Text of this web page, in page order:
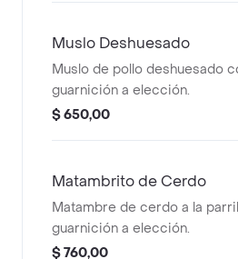
Muslo Deshuesado
Muslo de pollo deshuesado
guarnición a elección.
$ 650,00
Matambrito de Cerdo
Matambre de cerdo a la
guarnición a elección.
$ 760,00